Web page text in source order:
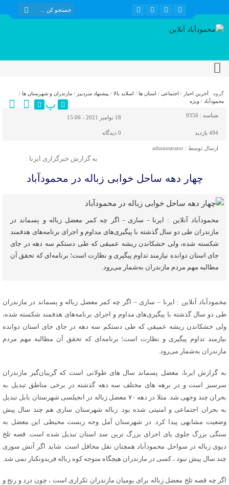
گروه : آخرین اخبار / اجتماعی / استان ها / اسلاید بالا / پیشنهاد سردبیر / مازندران و شهرستان ها /
محمودآباد / ویژه پ
شناسه : 9356 18 نوامبر 2021 - 15:06
494 بازدید 0 دیدگاه
ارسال توسط : administrator
به گزارش خبرگزاری ایرنا :
چهار دهه ساحل خوابی زباله در محمودآباد
محمودآباد آنلاین : ایرنا - ساری - اگر چه کمر معضل زباله و پسماند در
مازندران طی دو سال گذشته با پیگیری‌های مداوم و اجرای برنامه‌های هدفمند
شکسته شده، ولی خشکاندن ریشه عمیقی که طی دستکم سه دهه در جای
جای استان دوانده نیازمند تداوم پیگیری و نظارت است؛ برنامه‌ای که تحقق آن
مطالبه مهم مردم مازندران به‌شمار می‌رود.
محمودآباد آنلاین : ایرنا – ساری – اگر چه کمر معضل زباله و پسماند در مازندران
طی دو سال گذشته با پیگیری‌های مداوم و اجرای برنامه‌های هدفمند شکسته شده،
ولی خشکاندن ریشه عمیقی که طی دستکم سه دهه در جای جای استان دوانده
نیازمند تداوم پیگیری و نظارت است؛ برنامه‌ای که تحقق آن مطالبه مهم مردم
مازندران به‌شمار می‌رود.
به گزارش ایرنا، معضل پسماند سال های طولانی است که گریبان‌گیر مازندران
سرسبز است و در برهه های مختلف سه دهه گذشته در برخی مناطق تبدیل به
بحران چند وجهی شد. مثلا در دهه ۷۰ معضل زباله در انجیلسی شهرستان بابل تبدیل
به بحران اجتماعی و امنیتی شده بود. زباله شهرستان ساری هم چند سال پیش
وضعیت مشابهی پیدا کرد. در شهرستان آمل وجه زیست محیطی این معضل به
سنگی بزرگ جلوی پای اجرای بزرگ ترین سد استان تبدیل شده است. قصه تلخ
دپوی زباله در سواحل محمودآباد همچنان نقل محافل است. شاید اگر آتش سوزی
چند سال پیش نبود ، کسی در مازندران هیچگاه متوجه کوه زباله فریدونکنار نمی شد.
اگر چه قصه تلخ معضل زباله برای بومیان مازندران تکراری است ، چون درد و رنج و